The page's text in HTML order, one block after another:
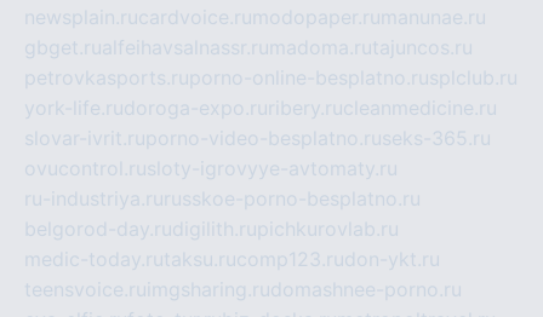
newsplain.rucardvoice.ru modopaper.ru manunae.ru
gbget.rualfeihavsalnassr.ru madoma.rutajuncos.ru
petrovkasports.ruporno-online-besplatno.rusplclub.ru
york-life.rudoroga-expo.ru ribery.rucleanmedicine.ru
slovar-ivrit.ruporno-video-besplatno.ruseks-365.ru
ovucontrol.rusloty-igrovyye-avtomaty.ru
ru-industriya.ru russkoe-porno-besplatno.ru
belgorod-day.rudigilith.rupichkurovlab.ru
medic-today.rutaksu.rucomp123.rudon-ykt.ru
teensvoice.ru imgsharing.rudomashnee-porno.ru